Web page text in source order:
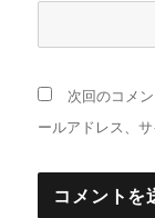
次回のコメ
ールアドレス、サ